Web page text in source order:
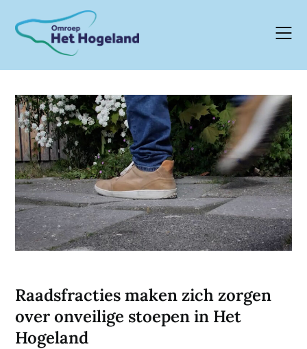
content
Raadsfracties maken zich zorgen
over onveilige stoepen in Het
Hogeland